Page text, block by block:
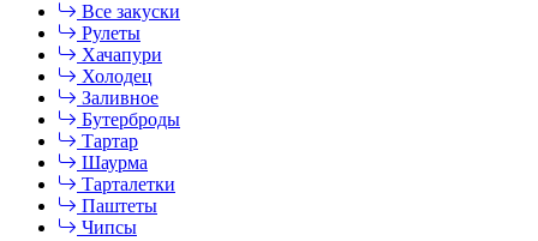
Все закуски
Рулеты
Хачапури
Холодец
Заливное
Бутерброды
Тартар
Шаурма
Тарталетки
Паштеты
Чипсы